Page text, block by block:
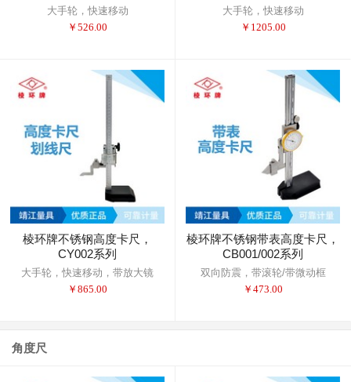
大手轮，快速移动
￥ 526.00
大手轮，快速移动
￥ 1205.00
棱环牌不锈钢高度卡尺，
CY002系列
大手轮，快速移动，带放大镜
￥ 865.00
棱环牌不锈钢带表高度卡尺，
CB001/002系列
双向防震，带滚轮/带微动框
￥ 473.00
角度尺